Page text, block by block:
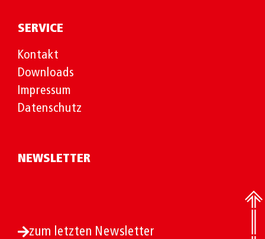
SERVICE
Kontakt
Downloads
Impressum
Datenschutz
NEWSLETTER
zum letzten Newsletter